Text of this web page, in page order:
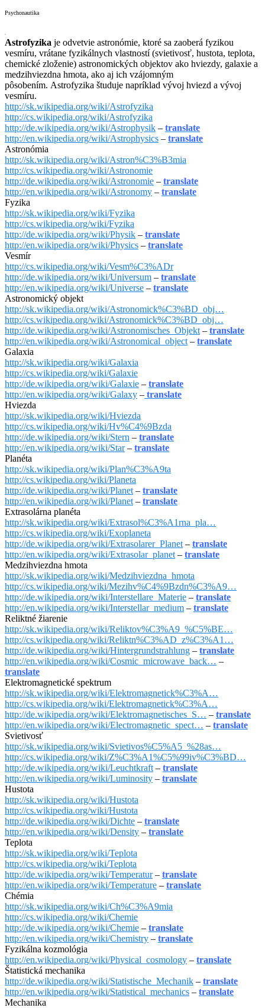
Psychonautika
Astrofyzika je odvetvie astronómie, ktoré sa zaoberá fyzikou
vesmíru, vrátane fyzikálnych vlastností (svietivosť, hustota, teplota,
chemické zloženie) astronomických objektov ako hviezdy, galaxie a
medzihviezdna hmota, ako aj ich vzájomným
pôsobením. Astrofyzika študuje napríklad vývoj hviezd a vývoj
vesmíru.
http://sk.wikipedia.org/wiki/Astrofyzika
http://cs.wikipedia.org/wiki/Astrofyzika
http://de.wikipedia.org/wiki/Astrophysik – translate
http://en.wikipedia.org/wiki/Astrophysics – translate
Astronómia
http://sk.wikipedia.org/wiki/Astron%C3%B3mia
http://cs.wikipedia.org/wiki/Astronomie
http://de.wikipedia.org/wiki/Astronomie – translate
http://en.wikipedia.org/wiki/Astronomy – translate
Fyzika
http://sk.wikipedia.org/wiki/Fyzika
http://cs.wikipedia.org/wiki/Fyzika
http://de.wikipedia.org/wiki/Physik – translate
http://en.wikipedia.org/wiki/Physics – translate
Vesmír
http://cs.wikipedia.org/wiki/Vesm%C3%ADr
http://de.wikipedia.org/wiki/Universum – translate
http://en.wikipedia.org/wiki/Universe – translate
Astronomický objekt
http://sk.wikipedia.org/wiki/Astronomick%C3%BD_obj…
http://cs.wikipedia.org/wiki/Astronomick%C3%BD_obj…
http://de.wikipedia.org/wiki/Astronomisches_Objekt – translate
http://en.wikipedia.org/wiki/Astronomical_object – translate
Galaxia
http://sk.wikipedia.org/wiki/Galaxia
http://cs.wikipedia.org/wiki/Galaxie
http://de.wikipedia.org/wiki/Galaxie – translate
http://en.wikipedia.org/wiki/Galaxy – translate
Hviezda
http://sk.wikipedia.org/wiki/Hviezda
http://cs.wikipedia.org/wiki/Hv%C4%9Bzda
http://de.wikipedia.org/wiki/Stern – translate
http://en.wikipedia.org/wiki/Star– translate
Planéta
http://sk.wikipedia.org/wiki/Plan%C3%A9ta
http://cs.wikipedia.org/wiki/Planeta
http://de.wikipedia.org/wiki/Planet – translate
http://en.wikipedia.org/wiki/Planet – translate
Extrasolárna planéta
http://sk.wikipedia.org/wiki/Extrasol%C3%A1rna_pla…
http://cs.wikipedia.org/wiki/Exoplaneta
http://de.wikipedia.org/wiki/Extrasolarer_Planet – translate
http://en.wikipedia.org/wiki/Extrasolar_planet – translate
Medzihviezdna hmota
http://sk.wikipedia.org/wiki/Medzihviezdna_hmota
http://cs.wikipedia.org/wiki/Mezihv%C4%9Bzdn%C3%A9…
http://de.wikipedia.org/wiki/Interstellare_Materie – translate
http://en.wikipedia.org/wiki/Interstellar_medium – translate
Reliktné žiarenie
http://sk.wikipedia.org/wiki/Reliktov%C3%A9_%C5%BE…
http://cs.wikipedia.org/wiki/Reliktn%C3%AD_z%C3%A1…
http://de.wikipedia.org/wiki/Hintergrundstrahlung – translate
http://en.wikipedia.org/wiki/Cosmic_microwave_back… –
translate
Elektromagnetické spektrum
http://sk.wikipedia.org/wiki/Elektromagnetick%C3%A…
http://cs.wikipedia.org/wiki/Elektromagnetick%C3%A…
http://de.wikipedia.org/wiki/Elektromagnetisches_S… – translate
http://en.wikipedia.org/wiki/Electromagnetic_spect… – translate
Svietivosť
http://sk.wikipedia.org/wiki/Svietivos%C5%A5_%28as…
http://cs.wikipedia.org/wiki/Z%C3%A1%C5%99iv%C3%BD…
http://de.wikipedia.org/wiki/Leuchtkraft – translate
http://en.wikipedia.org/wiki/Luminosity – translate
Hustota
http://sk.wikipedia.org/wiki/Hustota
http://cs.wikipedia.org/wiki/Hustota
http://de.wikipedia.org/wiki/Dichte – translate
http://en.wikipedia.org/wiki/Density – translate
Teplota
http://sk.wikipedia.org/wiki/Teplota
http://cs.wikipedia.org/wiki/Teplota
http://de.wikipedia.org/wiki/Temperatur– translate
http://en.wikipedia.org/wiki/Temperature – translate
Chémia
http://sk.wikipedia.org/wiki/Ch%C3%A9mia
http://cs.wikipedia.org/wiki/Chemie
http://de.wikipedia.org/wiki/Chemie – translate
http://en.wikipedia.org/wiki/Chemistry – translate
Fyzikálna kozmológia
http://en.wikipedia.org/wiki/Physical_cosmology – translate
Štatistická mechanika
http://de.wikipedia.org/wiki/Statistische_Mechanik – translate
http://en.wikipedia.org/wiki/Statistical_mechanics – translate
Mechanika